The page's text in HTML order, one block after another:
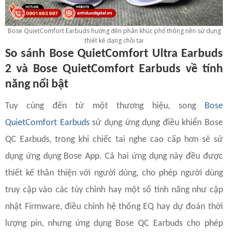
Bose QuietComfort Earbuds hướng đến phân khúc phổ thông nên sử dụng
thiết kế dạng chồi tai
So sánh Bose QuietComfort Ultra Earbuds
2 và Bose QuietComfort Earbuds về tính
năng nổi bật
Tuy cùng đến từ một thương hiệu, song Bose
QuietComfort Earbudssử dụng ứng dụng điều khiển Bose
QC Earbuds, trong khi chiếc tai nghe cao cấp hơn sẽ sử
dụng ứng dụng Bose App. Cả hai ứng dụng này đều được
thiết kế thân thiện với người dùng, cho phép người dùng
truy cập vào các tùy chỉnh hay một số tính năng như cập
nhật Firmware, điều chỉnh hệ thống EQ hay dự đoán thời
lượng pin, nhưng ứng dụng Bose QC Earbuds cho phép